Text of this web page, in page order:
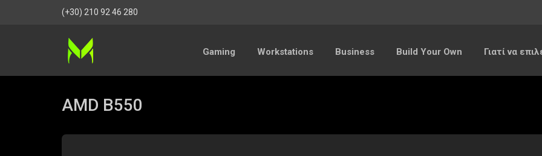
(+30) 210 92 46 280
Gaming Workstations Business Build Your Own Γιατί να
AMD B550